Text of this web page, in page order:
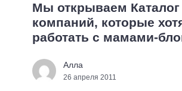
Мы открываем Каталог
компаний, которые
работать с мамами-
Алла
26 апреля 2011